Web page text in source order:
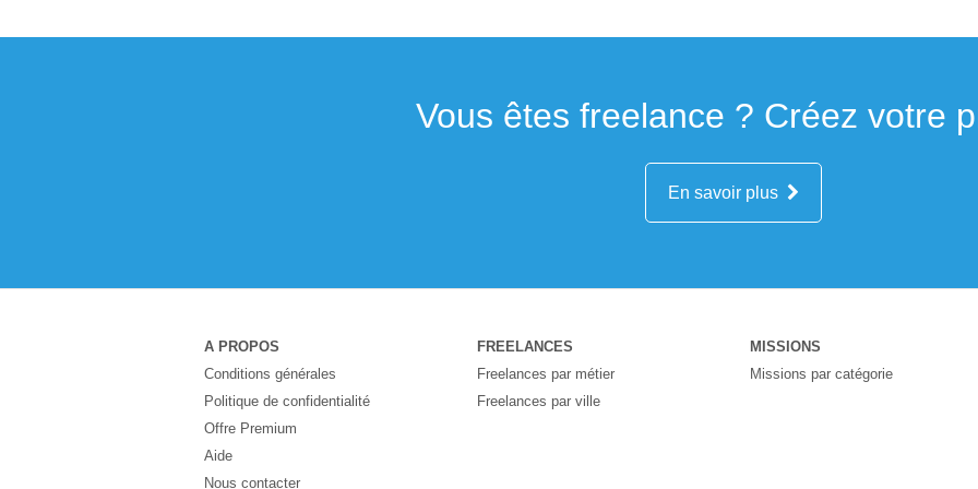
Vous êtes freelance ? Créez votre
En savoir plus
A PROPOS
Conditions générales
Politique de confidentialité
Offre Premium
Aide
Nous contacter
FREELANCES
Freelances par métier
Freelances par ville
MISSIONS
Missions par catégorie